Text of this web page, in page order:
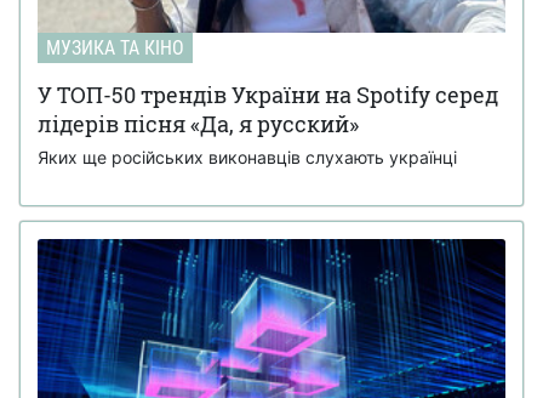
МУЗИКА ТА КІНО
У ТОП-50 трендів України на Spotify серед
лідерів пісня «Да, я русский»
Яких ще російських виконавців слухають українці